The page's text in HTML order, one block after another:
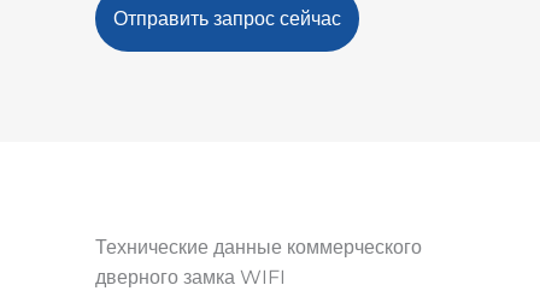
Отправить запрос сейчас
Технические данные коммерческого
дверного замка WIFI